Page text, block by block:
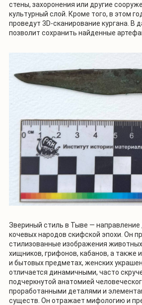
стены, захоронения или другие
культурный слой. Кроме того, в этом
проведут 3D-сканирование кургана. В
позволит сохранить найденные
Звериный стиль в Тыве — направление
кочевых народов скифской эпохи. Он
стилизованные изображения
хищников, грифонов, кабанов, а также
и бытовых предметах, женских
отличается динамичными, часто
подчеркнутой анатомией
проработанными деталями и
существ. Он отражает мифологию и